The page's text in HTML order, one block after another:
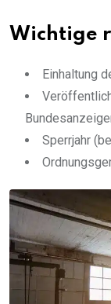
Wichtige
Einhaltung
Sperrjahr